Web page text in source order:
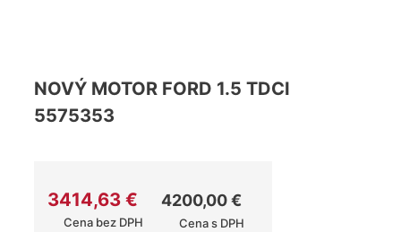
NOVÝ MOTOR FORD 1.5 TDCI
5575353
3414,63 €
Cena bez DPH
4200,00€
Cena s DPH